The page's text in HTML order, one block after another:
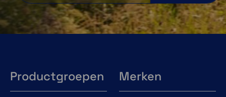
Productgroepen Merken